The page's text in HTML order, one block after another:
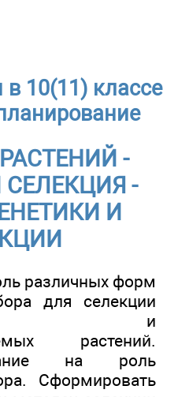
10(11) классе
-
СЕЛЕКЦИЯ -
И
различных форм
для селекции
и
растений.
на роль
Сформировать